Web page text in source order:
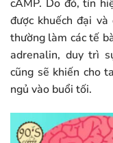
cAMP. Do đó, tín
được khuếch đại
thường làm các tế
adrenalin, duy trì
cũng sẽ khiến cho
ngủ vào buổi tối.